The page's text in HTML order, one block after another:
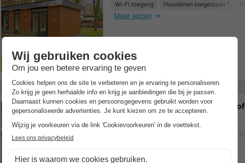
Wi-Fi toegang
Huisdieren toegestaan *
Meer weten
Bungalow 6 personen - Berkenhof
3 Slaapkamers
1 Badkamer